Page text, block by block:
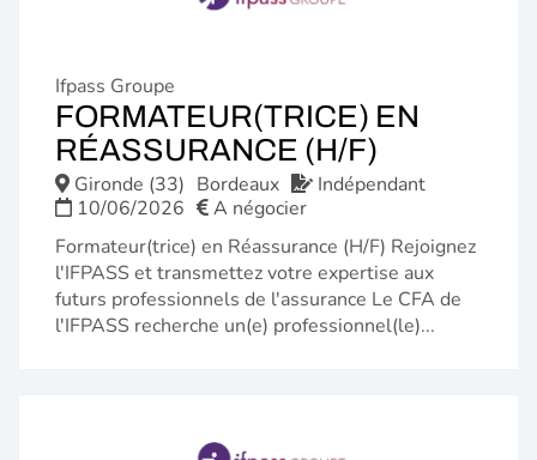
Ifpass Groupe
FORMATEUR(TRICE) EN
RÉASSURANCE (H/F)
FENÊTRE)
Gironde (33) Bordeaux
Indépendant
10/06/2026
A négocier
Formateur(trice) en Réassurance (H/F) Rejoignez
l'IFPASS et transmettez votre expertise aux
futurs professionnels de l'assurance Le CFA de
l'IFPASS recherche un(e) professionnel(le)...